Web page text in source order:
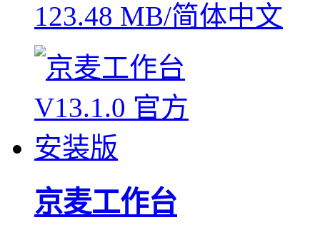
123.48 MB/简体中文
京麦工作台